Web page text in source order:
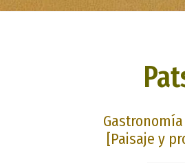
[Paisaje y